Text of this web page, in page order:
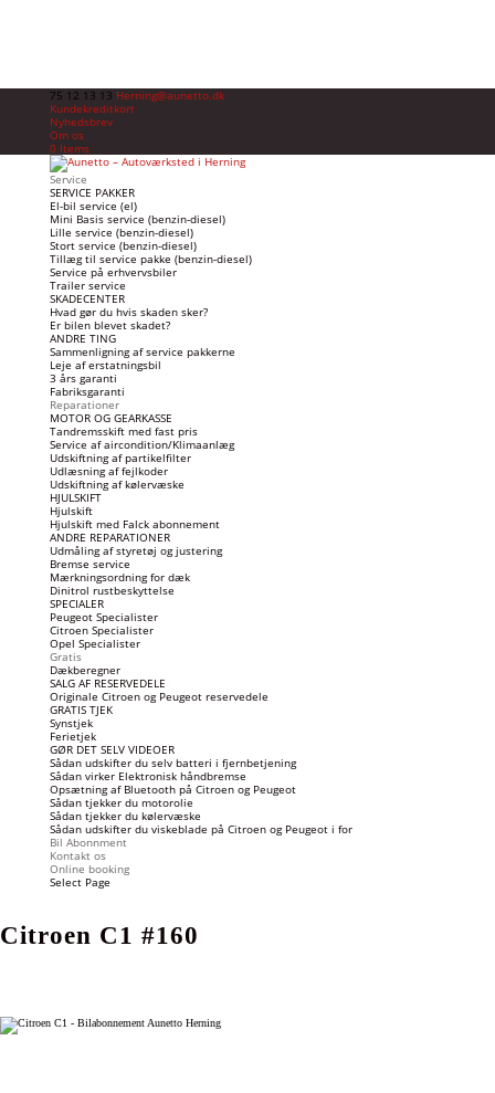
75 12 13 13 Herning@aunetto.dk
Kundekreditkort
Nyhedsbrev
Om os
0 Items
Service
SERVICE PAKKER
El-bil service (el)
Mini Basis service (benzin-diesel)
Lille service (benzin-diesel)
Stort service (benzin-diesel)
Tillæg til service pakke (benzin-diesel)
Service på erhvervsbiler
Trailer service
SKADECENTER
Hvad gør du hvis skaden sker?
Er bilen blevet skadet?
ANDRE TING
Sammenligning af service pakkerne
Leje af erstatningsbil
3 års garanti
Fabriksgaranti
Reparationer
MOTOR OG GEARKASSE
Tandremsskift med fast pris
Service af aircondition/Klimaanlæg
Udskiftning af partikelfilter
Udlæsning af fejlkoder
Udskiftning af kølervæske
HJULSKIFT
Hjulskift
Hjulskift med Falck abonnement
ANDRE REPARATIONER
Udmåling af styretøj og justering
Bremse service
Mærkningsordning for dæk
Dinitrol rustbeskyttelse
SPECIALER
Peugeot Specialister
Citroen Specialister
Opel Specialister
Gratis
Dækberegner
SALG AF RESERVEDELE
Originale Citroen og Peugeot reservedele
GRATIS TJEK
Synstjek
Ferietjek
GØR DET SELV VIDEOER
Sådan udskifter du selv batteri i fjernbetjening
Sådan virker Elektronisk håndbremse
Opsætning af Bluetooth på Citroen og Peugeot
Sådan tjekker du motorolie
Sådan tjekker du kølervæske
Sådan udskifter du viskeblade på Citroen og Peugeot i for
Bil Abonnment
Kontakt os
Online booking
Select Page
Citroen C1 #160